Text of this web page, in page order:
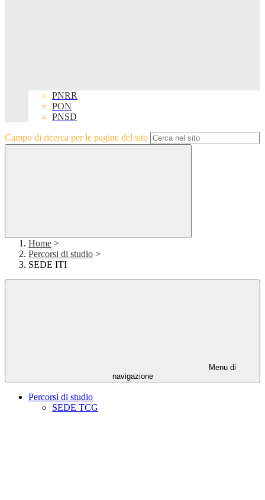
PNRR
PON
PNSD
Campo di ricerca per le pagine del sito
Home >
Percorsi di studio >
SEDE ITI
Menu di
navigazione
Percorsi di studio
SEDE TCG